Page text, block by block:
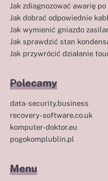
Jak zdiagnozować awarię
Jak dobrać odpowiednie
Jak wymienić gniazdo
Jak sprawdzić stan
Jak przywrócić działanie
Polecamy
data-security.business
recovery-software.co.uk
komputer-doktor.eu
pogokomplublin.pl
Menu